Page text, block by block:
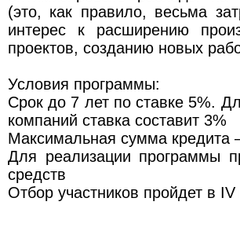
(это, как правило, весьма
интерес к расширению
проектов, созданию новых
Условия программы:
Срок до 7 лет по ставке 5%.
компаний ставка составит 3%
Максимальная сумма кредита
Для реализации программы
средств
Отбор участников пройдет в